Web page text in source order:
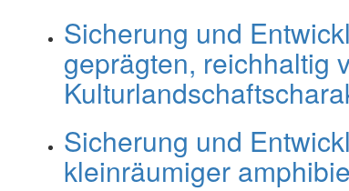
Sicherung und
geprägten, reichhaltig
Sicherung und
kleinräumiger